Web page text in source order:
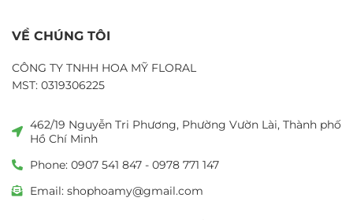
VỀ CHÚNG TÔI
CÔNG TY TNHH HOA MỸ FLORAL
MST: 0319306225
462/19 Nguyễn Tri Phương, Phường Vườn Lài, Thành phố
Hồ Chí Minh
Phone: 0907 541 847 - 0978 771 147
Email: shophoamy@gmail.com